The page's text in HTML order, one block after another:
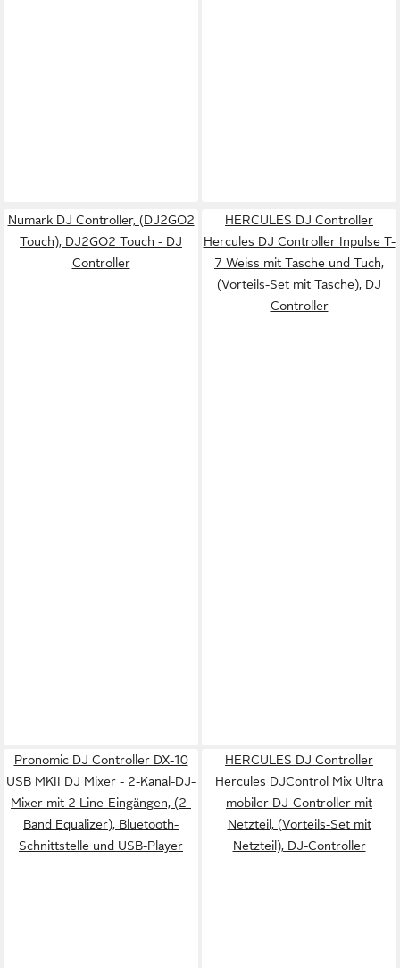
Numark DJ Controller, (DJ2GO2
Touch), DJ2GO2 Touch - DJ
Controller
HERCULES DJ Controller
Hercules DJ Controller Inpulse T-
7 Weiss mit Tasche und Tuch,
(Vorteils-Set mit Tasche), DJ
Controller
Pronomic DJ Controller DX-10
USB MKII DJ Mixer - 2-Kanal-DJ-
Mixer mit 2 Line-Eingängen, (2-
Band Equalizer), Bluetooth-
Schnittstelle und USB-Player
HERCULES DJ Controller
Hercules DJControl Mix Ultra
mobiler DJ-Controller mit
Netzteil, (Vorteils-Set mit
Netzteil), DJ-Controller